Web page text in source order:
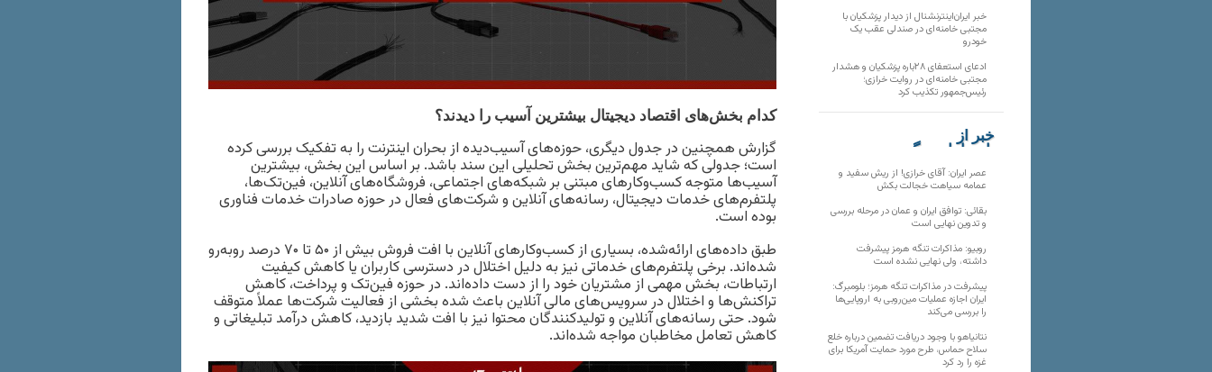
کدام بخش‌های اقتصاد دیجیتال بیشترین آسیب را دیدند؟
گزارش همچنین در جدول دیگری، حوزه‌های آسیب‌دیده از بحران اینترنت را به تفکیک بررسی کرده
است؛ جدولی که شاید مهم‌ترین بخش تحلیلی این سند باشد. بر اساس این بخش، بیشترین
آسیب‌ها متوجه کسب‌وکارهای مبتنی بر شبکه‌های اجتماعی، فروشگاه‌های آنلاین، فین‌تک‌ها،
پلتفرم‌های خدمات دیجیتال، رسانه‌های آنلاین و شرکت‌های فعال در حوزه صادرات خدمات فناوری
بوده است.
طبق داده‌های ارائه‌شده، بسیاری از کسب‌وکارهای آنلاین با افت فروش بیش از ۵۰ تا ۷۰ درصد روبه‌رو
شده‌اند. برخی پلتفرم‌های خدماتی نیز به دلیل اختلال در دسترسی کاربران یا کاهش کیفیت
ارتباطات، بخش مهمی از مشتریان خود را از دست داده‌اند. در حوزه فین‌تک و پرداخت، کاهش
تراکنش‌ها و اختلال در سرویس‌های مالی آنلاین باعث شده بخشی از فعالیت شرکت‌ها عملاً متوقف
شود. حتی رسانه‌های آنلاین و تولیدکنندگان محتوا نیز با افت شدید بازدید، کاهش درآمد تبلیغاتی و
کاهش تعامل مخاطبان مواجه شده‌اند.
خبر ایران‌اینترنشنال از دیدار پزشکیان با
مجتبی خامنه‌ای در صندلی عقب یک
خودرو
ادعای استعفای ۲۸باره پزشکیان و هشدار
مجتبی خامنه‌ای در روایت خرازی؛
رئیس‌جمهور تکذیب کرد
خبر از
تارنماهای دیگر
عصر ایران: آقای خرازی! از ریش سفید و
عمامه سیاهت خجالت بکش
بقائی: توافق ایران و عمان در مرحله بررسی
و تدوین نهایی است
روبیو: مذاکرات تنگه هرمز پیشرفت
داشته، ولی نهایی نشده است
پیشرفت در مذاکرات تنگه هرمز؛ بلومبرگ:
ایران اجازه عملیات مین‌روبی به اروپایی‌ها
را بررسی می‌کند
نتانیاهو با وجود دریافت تضمین درباره خلع
سلاح حماس، طرح مورد حمایت آمریکا برای
غزه را رد کرد